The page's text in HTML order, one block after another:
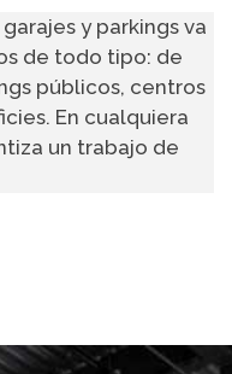
y parkings va
de todo tipo: de
públicos, centros
En cualquiera
un trabajo de